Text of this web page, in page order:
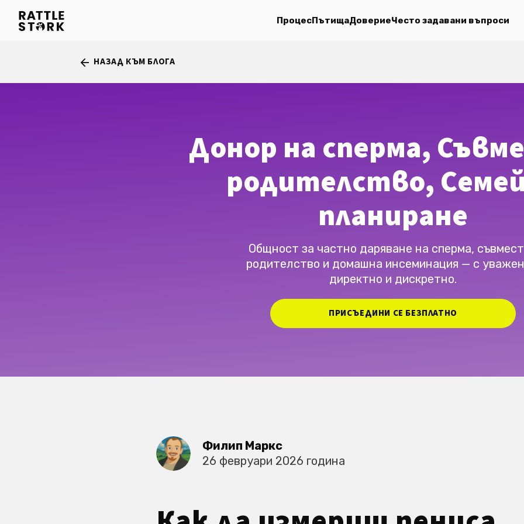
ПроцесПътищаДовериеЧесто задавани въпроси
arrow_back НАЗАД КЪМ БЛОГА
Донор на сперма,
родителство,
планиране
Общност за частно даряване на сперма,
родителство и домашна инсеминация — с
директно и дискретно.
ПРИСЪЕДИНИ СЕ БЕЗПЛАТНО
Филип Маркс
26 февруари 2026 година